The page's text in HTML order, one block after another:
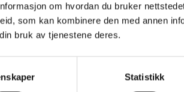
om hvordan du bruker
som kan kombinere den med annen
bruk av tjenestene deres.
Statistikk
e
kommer det inn en boks fra høyremed
Pro-bruker i din virksomhet